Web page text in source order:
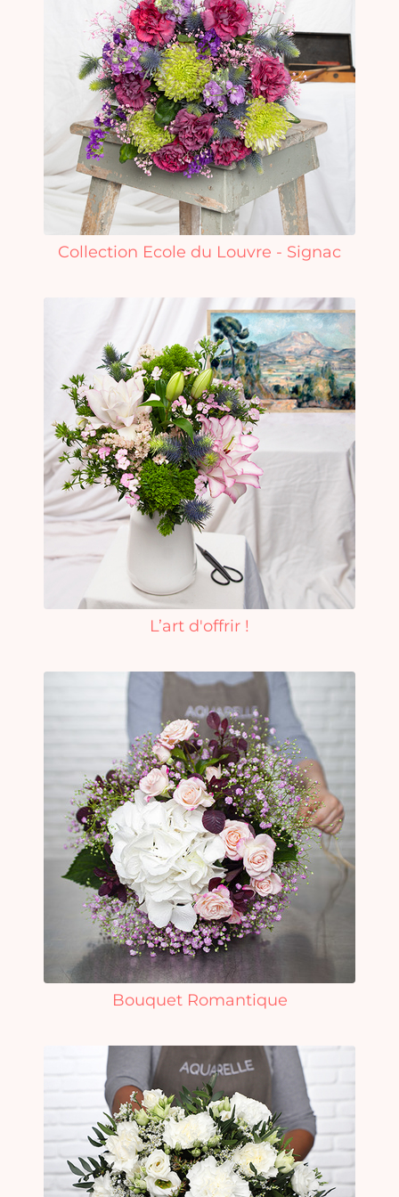
Collection Ecole du Louvre - Signac
L’art d'offrir !
Bouquet Romantique